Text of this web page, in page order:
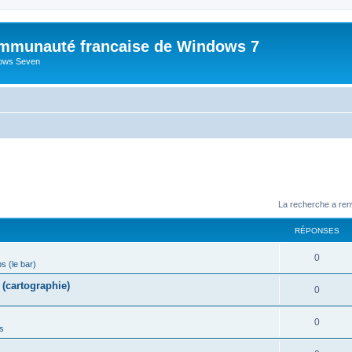
francaise de Windows 7
Seven
La recherche a
RÉPONSES
(le bar)
0R
é
o
n
0R
é
0R
é